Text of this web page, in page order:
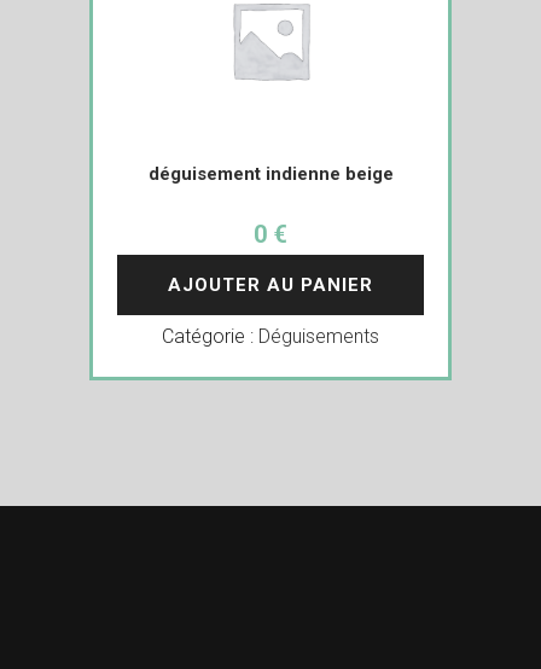
déguisement indienne beige
0 €
AJOUTER AU PANIER
Catégorie : Déguisements